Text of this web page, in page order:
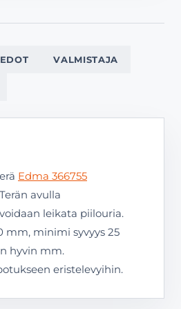
VALMISTAJA
Edma 366755
avulla
leikata piilouria.
mm, minimi syvyys 25
hyvin mm.
eristelevyihin.